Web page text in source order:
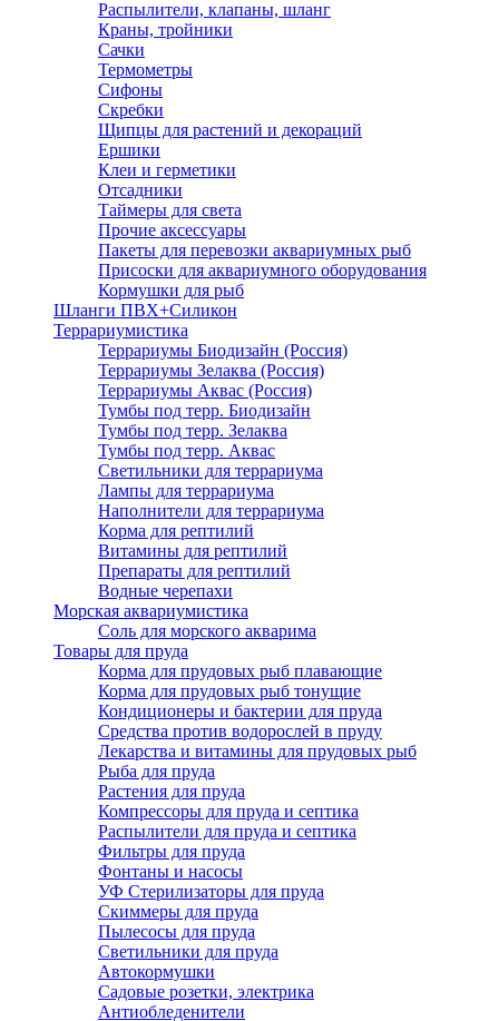
Распылители, клапаны, шланг
Краны, тройники
Сачки
Термометры
Сифоны
Скребки
Щипцы для растений и декораций
Ершики
Клеи и герметики
Отсадники
Таймеры для света
Прочие аксессуары
Пакеты для перевозки аквариумных рыб
Присоски для аквариумного оборудования
Кормушки для рыб
Шланги ПВХ+Силикон
Террариумистика
Террариумы Биодизайн (Россия)
Террариумы Зелаква (Россия)
Террариумы Аквас (Россия)
Тумбы под терр. Биодизайн
Тумбы под терр. Зелаква
Тумбы под терр. Аквас
Светильники для террариума
Лампы для террариума
Наполнители для террариума
Корма для рептилий
Витамины для рептилий
Препараты для рептилий
Водные черепахи
Морская аквариумистика
Соль для морского акварима
Товары для пруда
Корма для прудовых рыб плавающие
Корма для прудовых рыб тонущие
Кондиционеры и бактерии для пруда
Средства против водорослей в пруду
Лекарства и витамины для прудовых рыб
Рыба для пруда
Растения для пруда
Компрессоры для пруда и септика
Распылители для пруда и септика
Фильтры для пруда
Фонтаны и насосы
УФ Стерилизаторы для пруда
Скиммеры для пруда
Пылесосы для пруда
Светильники для пруда
Автокормушки
Садовые розетки, электрика
Антиобледенители